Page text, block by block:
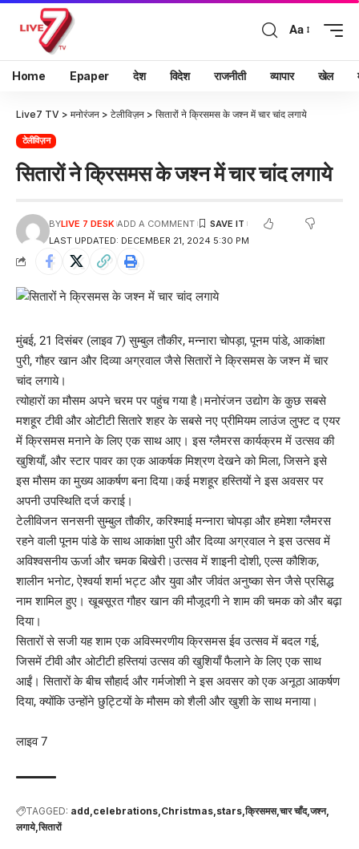
Aa
Home Epaper देश विदेश राजनीती व्यापार खेल
Live7 TV > मनोरंजन > टेलीविज़न > सितारों ने क्रिसमस के जश्न में चार चांद लगाये
टेलीविज़न
सितारों ने क्रिसमस के जश्न में चार चांद लगाये
LAST UPDATED: DECEMBER 21, 2024 5:30 PM
BYLIVE 7 DESK ADD A COMMENT
मुंबई, 21 दिसंबर (लाइव 7) सुम्बुल तौकीर, मन्नारा चोपड़ा, पूनम पांडे, आकांक्षा
पुरी, गौहर खान और दिव्या अग्रवाल जैसे सितारों ने क्रिसमस के जश्न में चार
चांद लगाये।
त्योहारों का मौसम अपने चरम पर पहुंच गया है।मनोरंजन उद्योग के कुछ सबसे
मशहूर टीवी और ओटीटी सितारे शहर के सबसे नए प्रीमियम लाउंज लुफ्ट द एयर
में क्रिसमस मनाने के लिए एक साथ आए। इस ग्लैमरस कार्यक्रम में उत्सव की
खुशियाँ, और स्टार पावर का एक आकर्षक मिश्रण देखने को मिला, जिसने इसे
इस मौसम का मुख्य आकर्षण बना दिया।कई मशहूर हस्तियों ने इस अवसर पर
अपनी उपस्थिति दर्ज कराई।
टेलीविजन सनसनी सुम्बुल तौकीर, करिश्माई मन्नारा चोपड़ा और हमेशा ग्लैमरस
रहने वाली पूनम पांडे के साथ आकांक्षा पुरी और दिव्या अग्रवाल ने इस उत्सव में
अविश्वसनीय ऊर्जा और चमक बिखेरी।उत्सव में शाइनी दोशी, एल्स कौशिक,
शालीन भनोट, ऐश्वर्या शर्मा भट्ट और युवा और जीवंत अनुष्का सेन जैसे प्रसिद्ध
नाम शामिल हुए। खूबसूरत गौहर खान की मौजूदगी ने शाम की चमक को और बढ़ा
दिया।
सितारों से सजी यह शाम एक अविस्मरणीय क्रिसमस ईव उत्सव में बदल गई,
जिसमें टीवी और ओटीटी हस्तियां उत्सव की खुशियाँ फैलाने के लिए एक साथ
आईं। सितारों के बीच सौहार्द और गर्मजोशी ने इस अवसर को एक अनूठा आकर्षण
दिया, क्योंकि उन्होंने छुट्टियों के मौसम को शैली और खुशी के साथ मनाया।
लाइव 7
TAGGED: add celebrations Christmas stars क्रिसमस चार चाँद जश्न
लगाये सितारों